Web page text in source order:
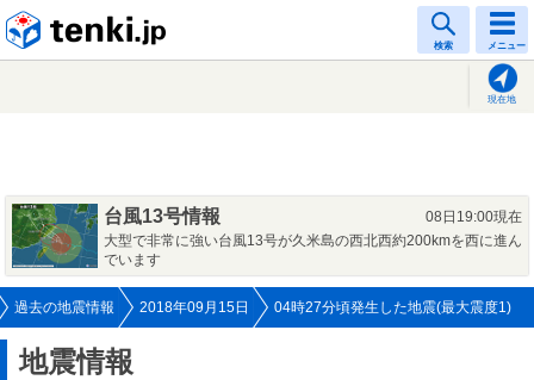
検索 メニュー
現在地
台風13号情報
08日19:00現在
大型で非常に強い台風13号が久米島の西北西約200kmを西に進ん
でいます
過去の地震情報 2018年09月15日 04時27分頃発生した地震(最大震度1)
地震情報